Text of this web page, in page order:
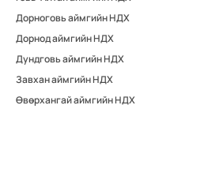
Дорноговь аймгийн НДХ
Дорнод аймгийн НДХ
Дундговь аймгийн НДХ
Завхан аймгийн НДХ
Өвөрхангай аймгийн НДХ